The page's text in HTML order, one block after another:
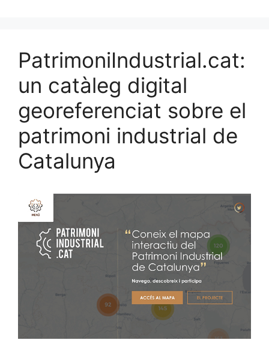
PatrimoniIndustrial.cat:
un catàleg digital
georeferenciat sobre el
patrimoni industrial de
Catalunya